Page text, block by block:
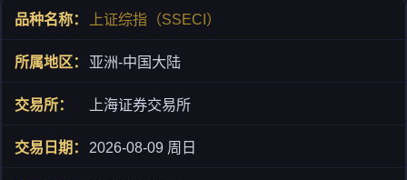
上证综指（SSECI）
亚洲-中国大陆
上海证券交易所
2026-08-09 周日